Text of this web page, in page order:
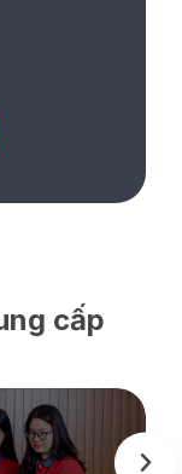
cấp